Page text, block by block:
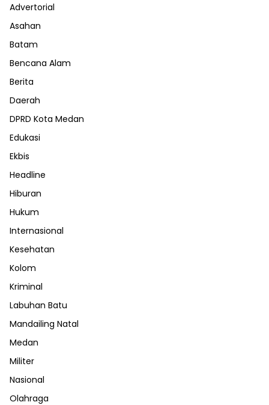
Advertorial
Asahan
Batam
Bencana Alam
Berita
Daerah
DPRD Kota Medan
Edukasi
Ekbis
Headline
Hiburan
Hukum
Internasional
Kesehatan
Kolom
Kriminal
Labuhan Batu
Mandailing Natal
Medan
Militer
Nasional
Olahraga